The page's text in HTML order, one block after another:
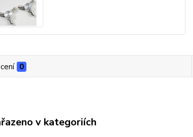
0
v kategoriích